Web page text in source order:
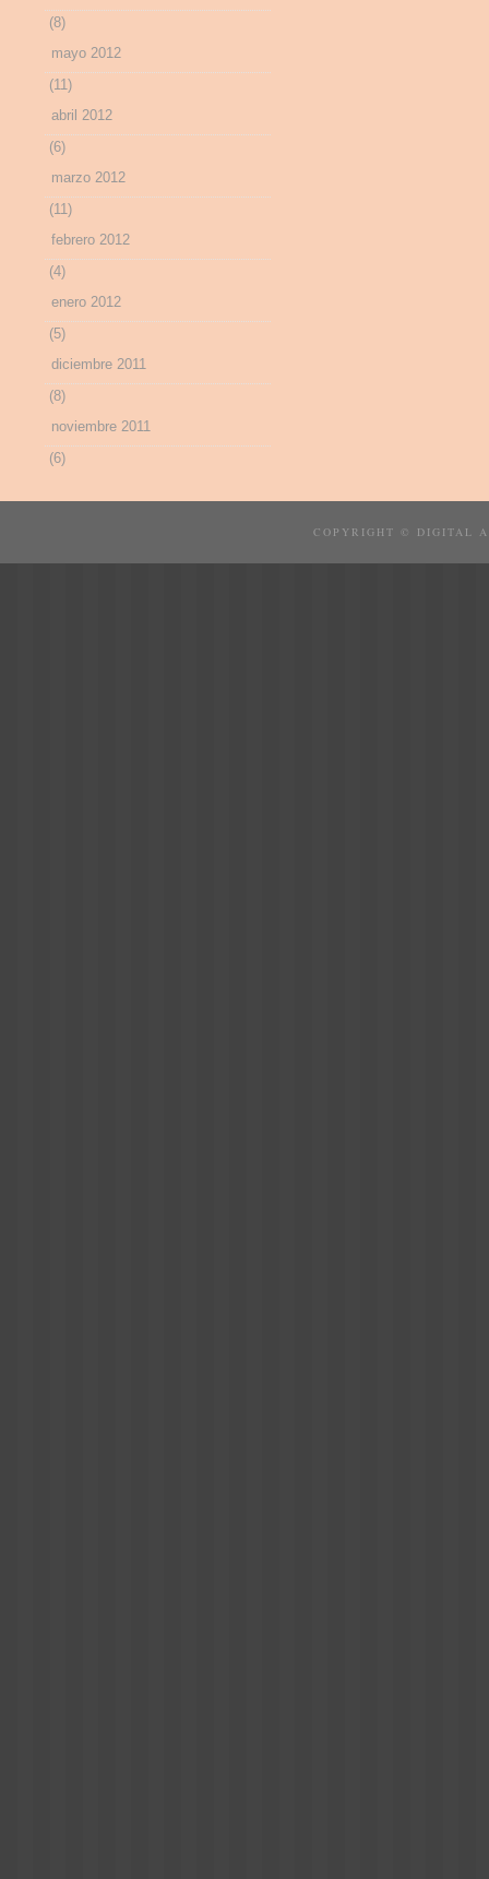
(8)
mayo 2012
(11)
abril 2012
(6)
marzo 2012
(11)
febrero 2012
(4)
enero 2012
(5)
diciembre 2011
(8)
noviembre 2011
(6)
COPYRIGHT © DIGITAL